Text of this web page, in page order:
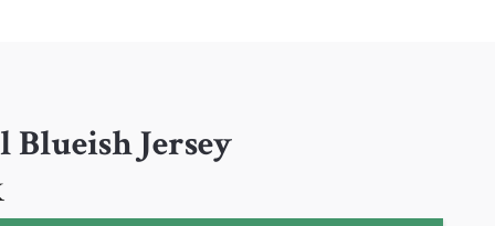
Blueish Jersey